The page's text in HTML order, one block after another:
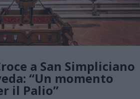
a San Simpliciano
“Un momento
il Palio”